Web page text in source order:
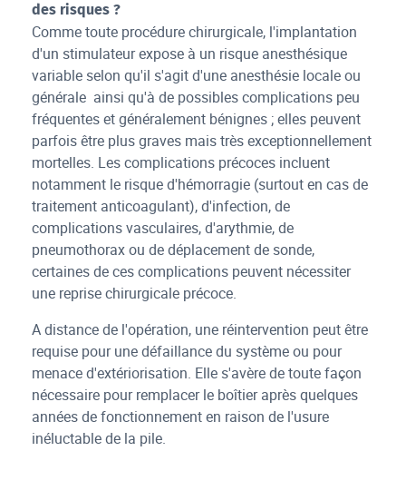
des risques ?
Comme toute procédure chirurgicale, l'implantation
d'un stimulateur expose à un risque anesthésique
variable selon qu'il s'agit d'une anesthésie locale ou
générale ainsi qu'à de possibles complications peu
fréquentes et généralement bénignes ; elles peuvent
parfois être plus graves mais très exceptionnellement
mortelles. Les complications précoces incluent
notamment le risque d'hémorragie (surtout en cas de
traitement anticoagulant), d'infection, de
complications vasculaires, d'arythmie, de
pneumothorax ou de déplacement de sonde,
certaines de ces complications peuvent nécessiter
une reprise chirurgicale précoce.
A distance de l'opération, une réintervention peut être
requise pour une défaillance du système ou pour
menace d'extériorisation. Elle s'avère de toute façon
nécessaire pour remplacer le boîtier après quelques
années de fonctionnement en raison de l'usure
inéluctable de la pile.